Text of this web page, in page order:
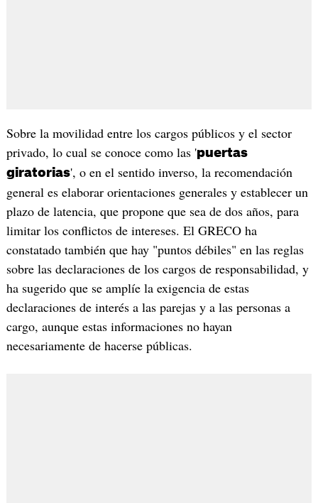
Sobre la movilidad entre los cargos públicos y el sector
privado, lo cual se conoce como las 'puertas
giratorias', o en el sentido inverso, la recomendación
general es elaborar orientaciones generales y establecer un
plazo de latencia, que propone que sea de dos años, para
limitar los conflictos de intereses. El GRECO ha
constatado también que hay "puntos débiles" en las reglas
sobre las declaraciones de los cargos de responsabilidad, y
ha sugerido que se amplíe la exigencia de estas
declaraciones de interés a las parejas y a las personas a
cargo, aunque estas informaciones no hayan
necesariamente de hacerse públicas.